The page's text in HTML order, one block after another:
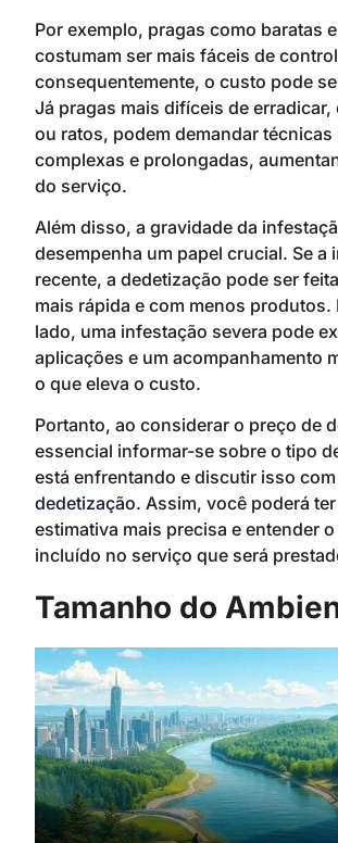
Por exemplo, pragas como baratas
costumam ser mais fáceis de
consequentemente, o custo pode
Já pragas mais difíceis de
ou ratos, podem demandar técnicas
complexas e prolongadas,
do serviço.
Além disso, a gravidade da
desempenha um papel crucial. Se a
recente, a dedetização pode ser
mais rápida e com menos produtos.
lado, uma infestação severa pode
aplicações e um acompanhamento
o que eleva o custo.
Portanto, ao considerar o preço de
essencial informar-se sobre o tipo
está enfrentando e discutir isso com
dedetização. Assim, você poderá
estimativa mais precisa e entender
incluído no serviço que será
Tamanho do